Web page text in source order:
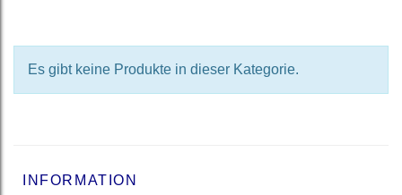
Es gibt keine Produkte in dieser Kategorie.
INFORMATION